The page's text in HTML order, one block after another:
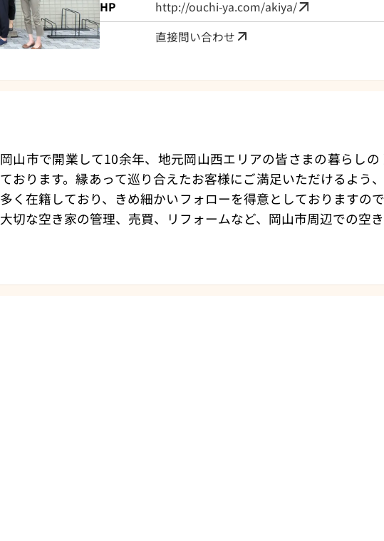
HP
http://ouchi-ya.com/akiya/
直接問い合わせ
岡山市で開業して10余年、地元岡山西エリアの皆さまの暮らし
ております。縁あって巡り合えたお客様にご満足いただけるよう
多く在籍しており、きめ細かいフォローを得意としておりますの
大切な空き家の管理、売買、リフォームなど、岡山市周辺での空